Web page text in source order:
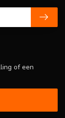
of een